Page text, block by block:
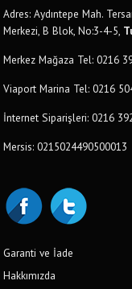
Adres: Aydıntepe Mah.
Merkezi, B Blok, No:3-4-5,
Merkez Mağaza Tel: 0216
Viaport Marina Tel: 0216
İnternet Siparişleri: 0216
Mersis: 0215024490500013
Garanti ve İade
Hakkımızda